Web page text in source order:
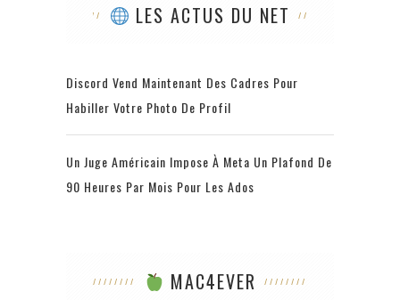
LES ACTUS DU NET
Discord Vend Maintenant Des Cadres Pour
Habiller Votre Photo De Profil
Un Juge Américain Impose À Meta Un Plafond De
90 Heures Par Mois Pour Les Ados
MAC4EVER